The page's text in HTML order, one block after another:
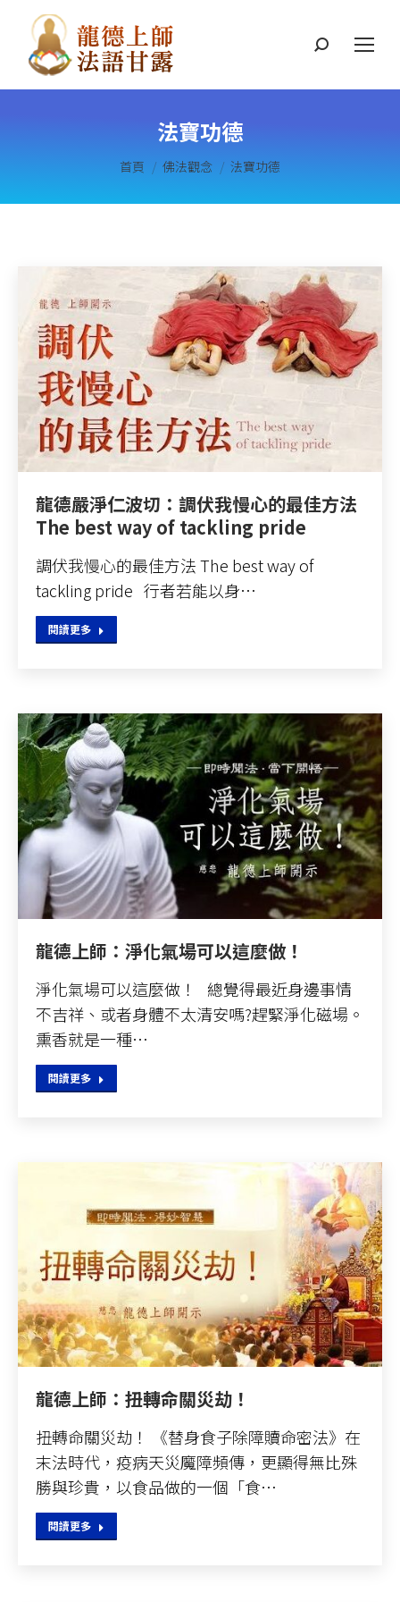
搜
法寶功德
您在這裡：
首頁 佛法觀念 法寶功德
龍德嚴淨仁波切：調伏我慢心的最佳方法
The best way of tackling pride
調伏我慢心的最佳方法 The best way of
tackling pride 行者若能以身…
閱讀更多
龍德上師：淨化氣場可以這麼做！
淨化氣場可以這麼做！ 總覺得最近身邊事情
不吉祥、或者身體不太清安嗎?趕緊淨化磁場。
熏香就是一種…
閱讀更多
龍德上師：扭轉命關災劫！
扭轉命關災劫！ 《替身食子除障贖命密法》在
末法時代，疫病天災魔障頻傳，更顯得無比殊
勝與珍貴，以食品做的一個「食…
閱讀更多